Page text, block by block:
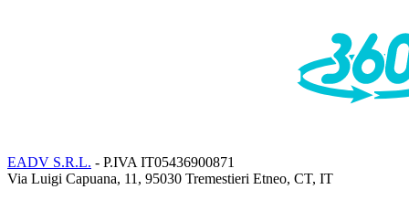
EADV S.R.L. - P.IVA IT05436900871
Via Luigi Capuana, 11, 95030 Tremestieri Etneo, CT, IT